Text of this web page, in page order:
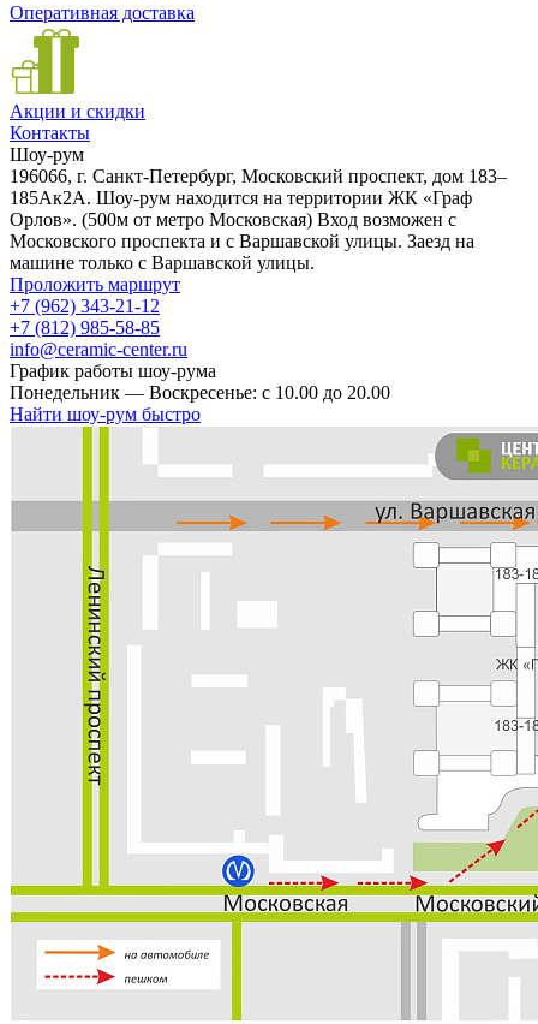
Оперативная доставка
Акции и скидки
Контакты
Шоу-рум
196066, г. Санкт-Петербург, Московский проспект, дом 183–
185Ак2А. Шоу-рум находится на территории ЖК «Граф
Орлов». (500м от метро Московская) Вход возможен с
Московского проспекта и с Варшавской улицы. Заезд на
машине только с Варшавской улицы.
Проложить маршрут
+7 (962) 343-21-12
+7 (812) 985-58-85
info@ceramic-center.ru
График работы шоу-рума
Понедельник — Воскресенье: с 10.00 до 20.00
Найти шоу-рум быстро